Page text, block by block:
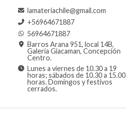
lamateriachile@gmail.com
+56964671887
56964671887
Barros Arana 951, local 14B,
Galería Giacaman, Concepción
Centro.
Lunes a viernes de 10.30 a 19
horas; sábados de 10.30 a 15.00
horas. Domingos y festivos
cerrados.